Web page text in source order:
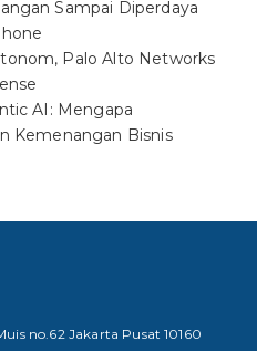
Sampai Diperdaya
Palo Alto Networks
AI: Mengapa
Kemenangan Bisnis
no.62 Jakarta Pusat 10160